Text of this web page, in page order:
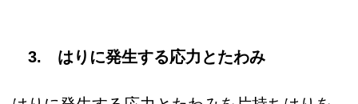
3. はりに発生する応力とたわみ